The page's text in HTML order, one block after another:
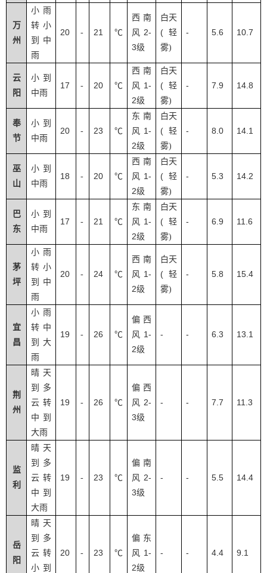
万
州
小雨
转小
到中
雨
20 - 21 ℃
西南
风 2-
3级
白天
( 轻
雾)
- 5.6 10.7
云
阳
小到
中雨
17 - 20 ℃
西南
风 1-
2级
白天
( 轻
雾)
- 7.9 14.8
奉
节
小到
中雨
20 - 23 ℃
东南
风 1-
2级
白天
( 轻
雾)
- 8.0 14.1
巫
山
小到
中雨
18 - 20 ℃
西南
风 1-
2级
白天
( 轻
雾)
- 5.3 14.2
巴
东
小到
中雨
17 - 21 ℃
东南
风 1-
2级
白天
( 轻
雾)
- 6.9 11.6
茅
坪
小雨
转小
到中
雨
20 - 24 ℃
西南
风 1-
2级
白天
( 轻
雾)
- 5.8 15.4
宜
昌
小雨
转中
到大
雨
19 - 26 ℃
偏西
风 1-
2级
- - 6.3 13.1
荆
州
晴天
到多
云转
中到
大雨
19 - 26 ℃
偏西
风 2-
3级
- - 7.7 11.3
监
利
晴天
到多
云转
中到
大雨
19 - 23 ℃
偏南
风 2-
3级
- - 5.5 14.4
岳
阳
晴天
到多
云转
小到
20 - 23 ℃
偏东
风 1-
2级
- - 4.4 9.1